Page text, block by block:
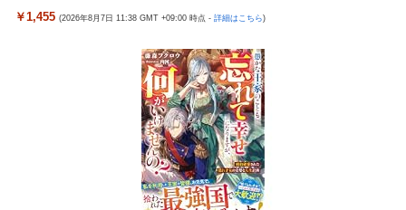
積水ハウス「地面師に55億円騙し取られた…」ワイ「はえーかわ
いそう…会社滅茶苦茶やろなぁ」
ロッテ毛利海大、vs西武0.92 vsその他7.41
【新台】山佐「スマスロゼーガペインETR」販売告知にて筐体公
開来たぞ！次世代ゼーガシステム起動！！！
中国人22人がタイの空港で搭乗拒否される、警備員が「つり目」
ジェスチャー―香港メディア [8/6]
【動画】大阪府警のおっさん射殺映像が公開される。当然のよう
お足の状態の方を心配されてしまう
海外「さすが日本！」日本の医療従事者の倫理観の高さに海外が
「Sゴーゴージャグラー4KT（北電子）」「Lライザのアトリエ
KD（北電子）」が検定通過
職場の人妻と不倫をして、ついに、、、
伊藤裕樹、次戦勝利でタイトルマッチへ
￥1,455 (2026年8月7日 11:38 GMT +09:00 時点 - 詳細はこちら)